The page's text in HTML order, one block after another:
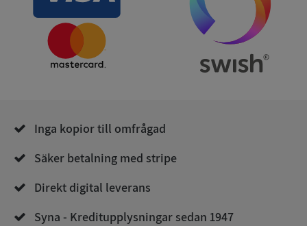
Inga kopior till omfrågad
Säker betalning med stripe
Direkt digital leverans
Syna - Kreditupplysningar sedan 1947
ASP.NET_SessionId
Microsoft
Corporation
de.syna.se
ARRAffinity